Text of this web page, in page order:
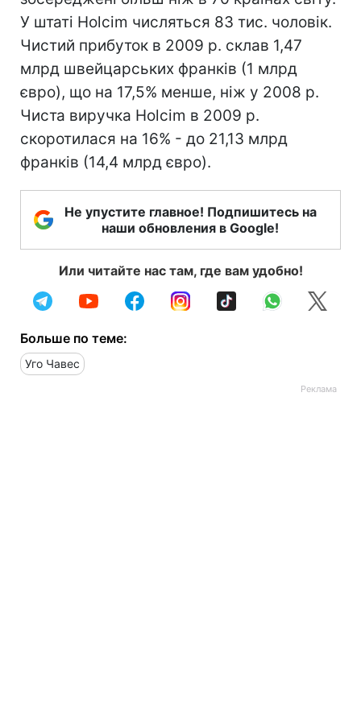
У штаті Holcim числяться 83 тис. чоловік.
Чистий прибуток в 2009 р. склав 1,47
млрд швейцарських франків (1 млрд
євро), що на 17,5% менше, ніж у 2008 р.
Чиста виручка Holcim в 2009 р.
скоротилася на 16% - до 21,13 млрд
франків (14,4 млрд євро).
Не упустите главное! Подпишитесь на
наши обновления в Google!
Или читайте нас там, где вам удобно!
Больше по теме:
Уго Чавес